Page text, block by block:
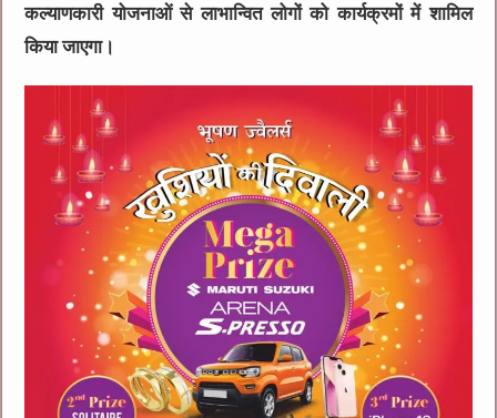
कल्याणकारी योजनाओं से लाभान्वित लोगों को कार्यक्रमों में शामिल
किया जाएगा।